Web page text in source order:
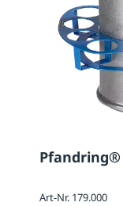
Pfandring®
Art-Nr. 179.000